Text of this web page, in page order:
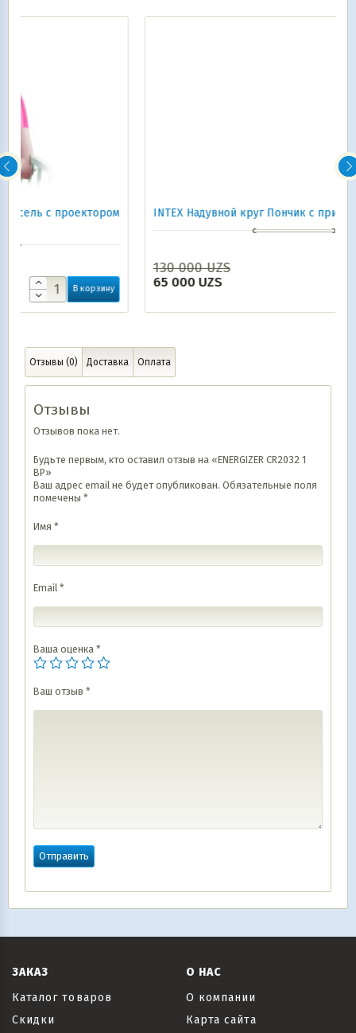
INTEX Надувной круг Пончик с присыпкой 94см*37
65 000UZS
Отзывы (0) Доставка Оплата
Отзывы
Отзывов пока нет.
Будьте первым, кто оставил отзыв на «ENERGIZER CR2032 1
BP»
Ваш адрес email не будет опубликован. Обязательные поля
помечены *
Имя *
Email *
Ваша оценка *
Ваш отзыв *
ЗАКАЗ
Каталог товаров
Скидки
О НАС
О компании
Карта сайта